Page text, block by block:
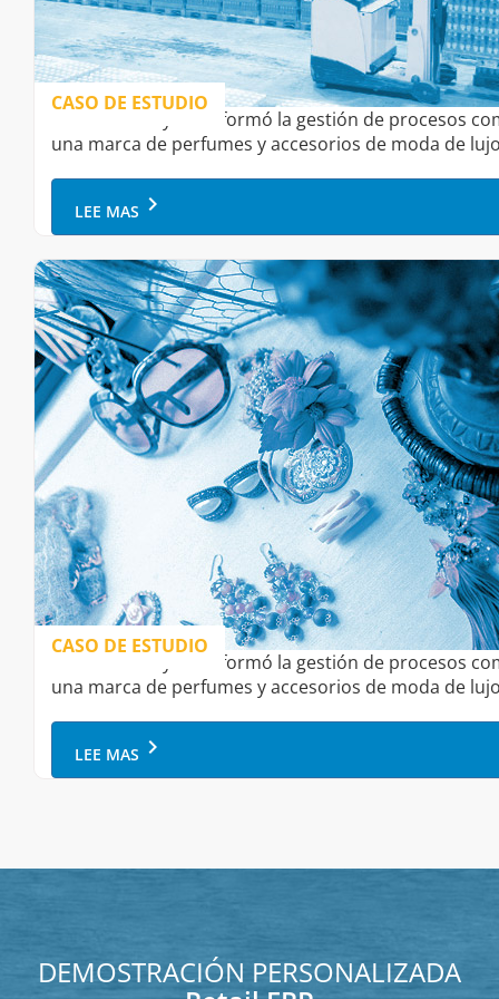
CASO DE ESTUDIO
Cómo Onfinity transformó la gestión de procesos
una marca de perfumes y accesorios de moda de
LEE MAS keyboard_arrow_right
CASO DE ESTUDIO
Cómo Onfinity transformó la gestión de procesos
una marca de perfumes y accesorios de moda de
LEE MAS keyboard_arrow_right
DEMOSTRACIÓN PERSONALIZADA